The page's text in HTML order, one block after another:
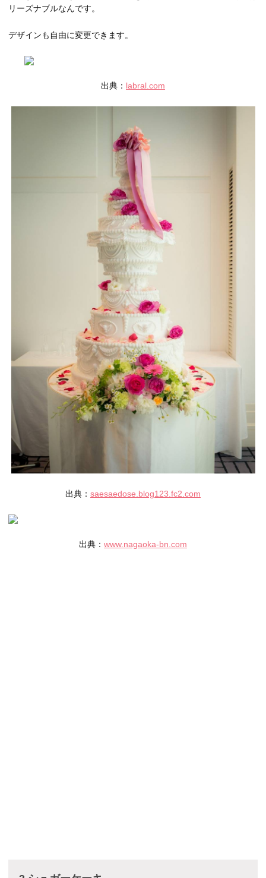
リーズナブルなんです。
デザインも自由に変更できます。
出典： labral.com
出典： saesaedose.blog123.fc2.com
出典： www.nagaoka-bn.com